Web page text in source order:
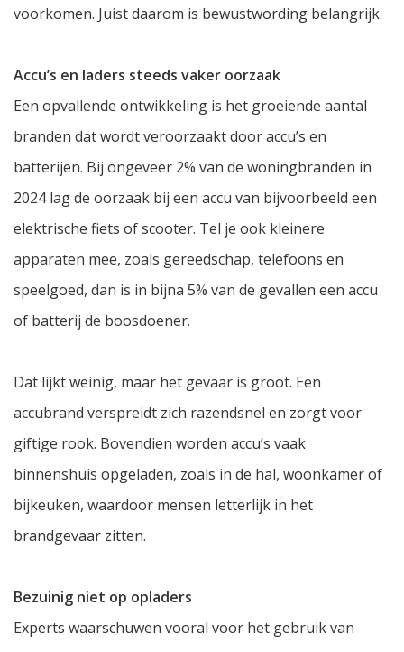
voorkomen. Juist daarom is bewustwording belangrijk.
Accu’s en laders steeds vaker oorzaak
Een opvallende ontwikkeling is het groeiende aantal
branden dat wordt veroorzaakt door accu’s en
batterijen. Bij ongeveer 2% van de woningbranden in
2024 lag de oorzaak bij een accu van bijvoorbeeld een
elektrische fiets of scooter. Tel je ook kleinere
apparaten mee, zoals gereedschap, telefoons en
speelgoed, dan is in bijna 5% van de gevallen een accu
of batterij de boosdoener.
Dat lijkt weinig, maar het gevaar is groot. Een
accubrand verspreidt zich razendsnel en zorgt voor
giftige rook. Bovendien worden accu’s vaak
binnenshuis opgeladen, zoals in de hal, woonkamer of
bijkeuken, waardoor mensen letterlijk in het
brandgevaar zitten.
Bezuinig niet op opladers
Experts waarschuwen vooral voor het gebruik van